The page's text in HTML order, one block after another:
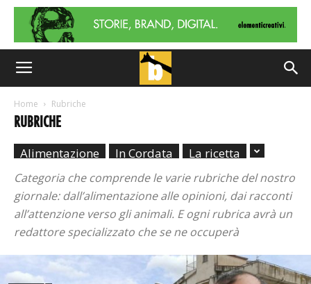
Home Rubriche
RUBRICHE
Alimentazione In Cordata La ricetta
Categoria che comprende le varie rubriche del nostro
giornale: dall’alimentazione alle opinioni, dai racconti
all’attenzione verso gli animali. E ogni rubrica avrà un
redattore specializzato che se ne occuperà